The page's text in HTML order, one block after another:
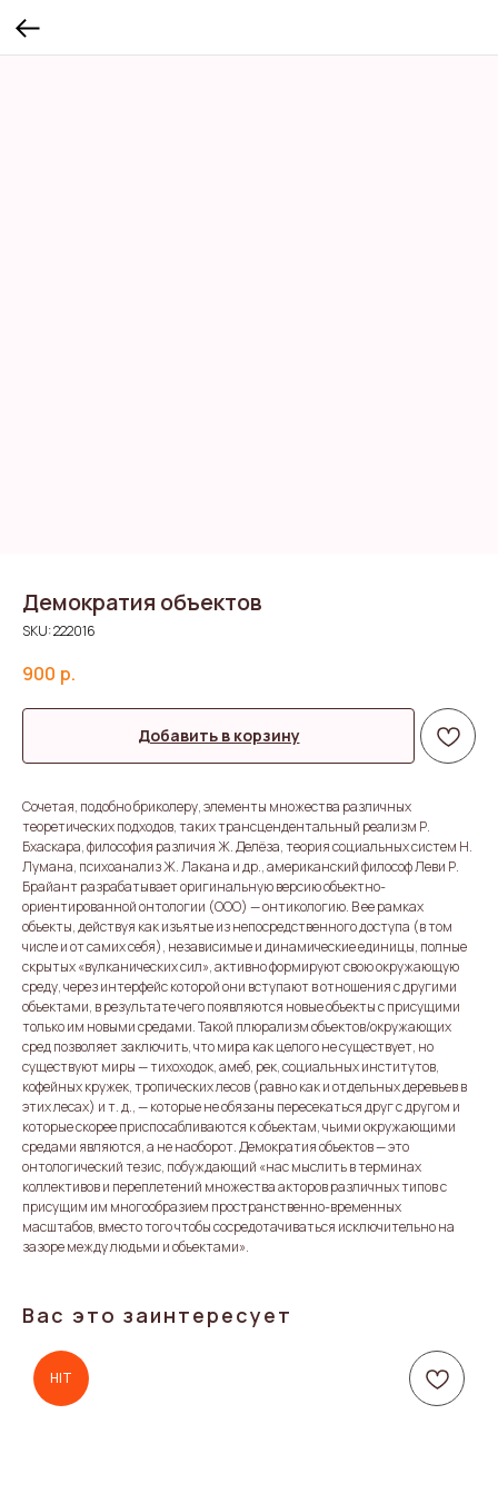
Демократия объектов
SKU:222016
900 р.
Добавить в корзину
Сочетая, подобно бриколеру, элементы множества различных
теоретических подходов, таких трансцендентальный реализм Р.
Бхаскара, философия различия Ж. Делёза, теория социальных систем Н.
Лумана, психоанализ Ж. Лакана и др., американский философ Леви Р.
Брайант разрабатывает оригинальную версию объектно-
ориентированной онтологии (ООО) — онтикологию. В ее рамках
объекты, действуя как изъятые из непосредственного доступа (в том
числе и от самих себя), независимые и динамические единицы, полные
скрытых «вулканических сил», активно формируют свою окружающую
среду, через интерфейс которой они вступают в отношения с другими
объектами, в результате чего появляются новые объекты с присущими
только им новыми средами. Такой плюрализм объектов/окружающих
сред позволяет заключить, что мира как целого не существует, но
существуют миры — тихоходок, амеб, рек, социальных институтов,
кофейных кружек, тропических лесов (равно как и отдельных деревьев в
этих лесах) и т. д., — которые не обязаны пересекаться друг с другом и
которые скорее приспосабливаются к объектам, чьими окружающими
средами являются, а не наоборот. Демократия объектов — это
онтологический тезис, побуждающий «нас мыслить в терминах
коллективов и переплетений множества акторов различных типов с
присущим им многообразием пространственно-временных
масштабов, вместо того чтобы сосредотачиваться исключительно на
зазоре между людьми и объектами».
Вас это заинтересует
HIT